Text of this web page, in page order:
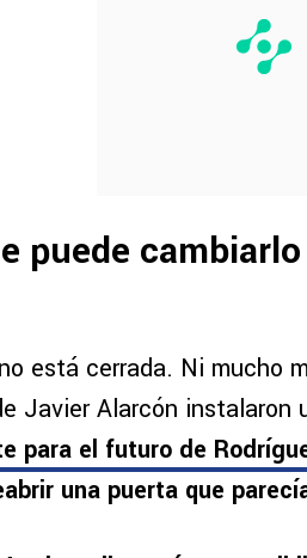
puede
está cerrada. Ni mucho
Javier Alarcón instalaron
para el futuro de
una puerta que